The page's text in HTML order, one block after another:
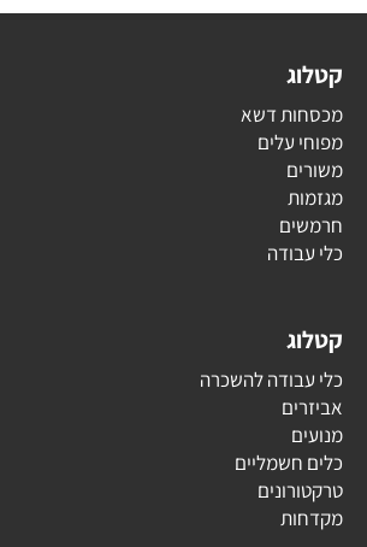
קטלוג
מכסחות דשא
מפוחי עלים
משורים
מגזמות
חרמשים
כלי עבודה
קטלוג
כלי עבודה להשכרה
אביזרים
מנועים
כלים חשמליים
טרקטורונים
מקדחות